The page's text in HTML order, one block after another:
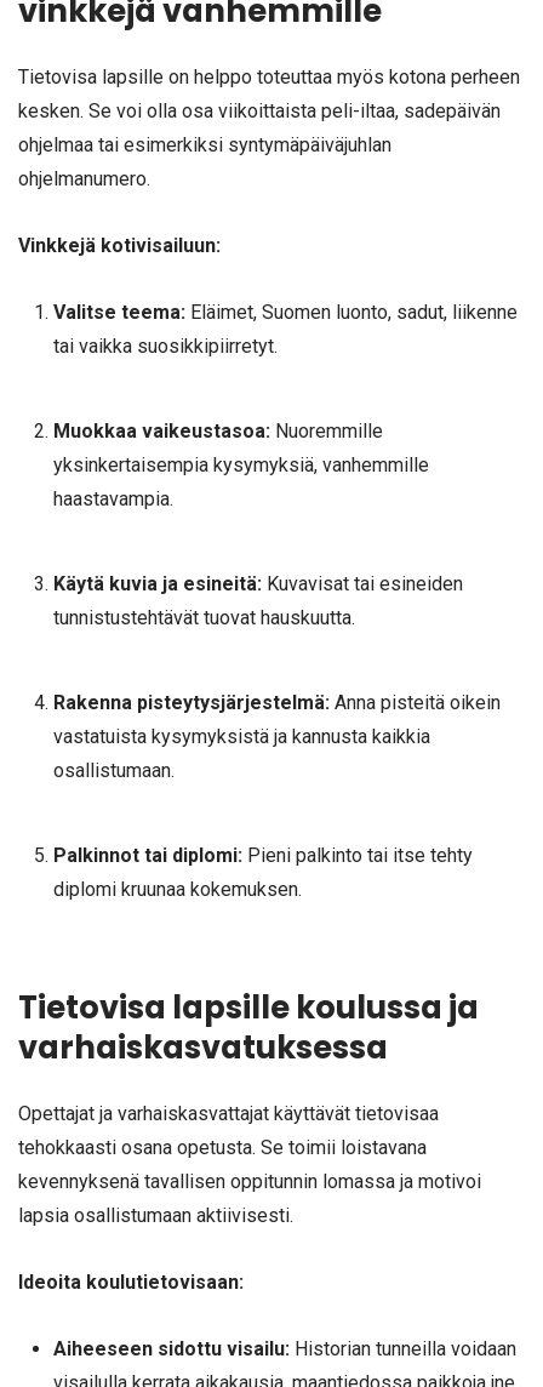
vinkkejä vanhemmille
Tietovisa lapsille on helppo toteuttaa myös kotona perheen
kesken. Se voi olla osa viikoittaista peli-iltaa, sadepäivän
ohjelmaa tai esimerkiksi syntymäpäiväjuhlan
ohjelmanumero.
Vinkkejä kotivisailuun:
Valitse teema:Eläimet, Suomen luonto, sadut, liikenne
tai vaikka suosikkipiirretyt.
Muokkaa vaikeustasoa:Nuoremmille
yksinkertaisempia kysymyksiä, vanhemmille
haastavampia.
Käytä kuvia ja esineitä:Kuvavisat tai esineiden
tunnistustehtävät tuovat hauskuutta.
Rakenna pisteytysjärjestelmä:Anna pisteitä oikein
vastatuista kysymyksistä ja kannusta kaikkia
osallistumaan.
Palkinnot tai diplomi:Pieni palkinto tai itse tehty
diplomi kruunaa kokemuksen.
Tietovisa lapsille koulussa ja
varhaiskasvatuksessa
Opettajat ja varhaiskasvattajat käyttävät tietovisaa
tehokkaasti osana opetusta. Se toimii loistavana
kevennyksenä tavallisen oppitunnin lomassa ja motivoi
lapsia osallistumaan aktiivisesti.
Ideoita koulutietovisaan:
Aiheeseen sidottu visailu:Historian tunneilla voidaan